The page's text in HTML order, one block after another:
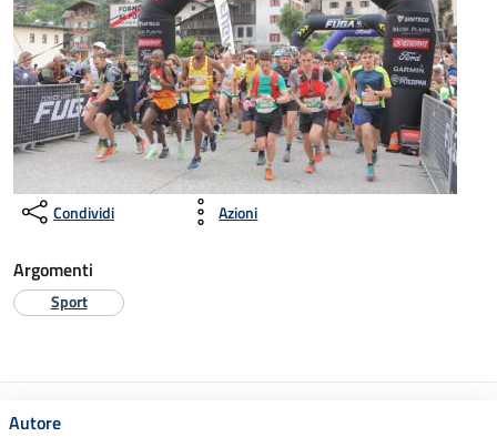
Condividi Azioni
Argomenti
Sport
Autore